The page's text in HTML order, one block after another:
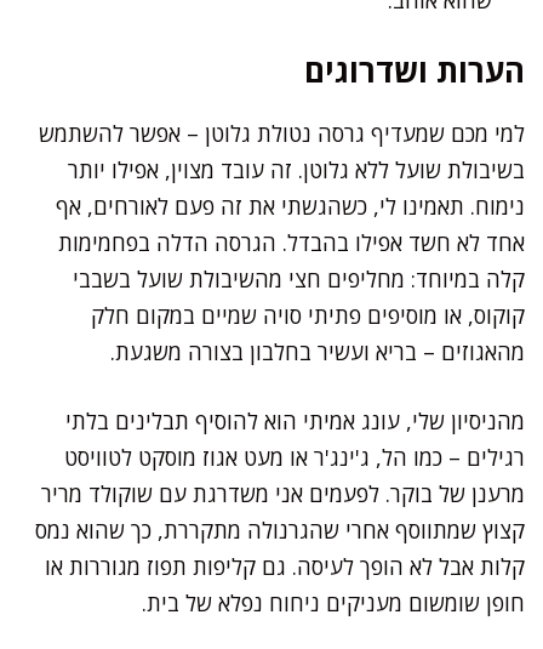
הערות ושדרוגים
למי מכם שמעדיף גרסה נטולת גלוטן – אפשר להשתמש
בשיבולת שועל ללא גלוטן. זה עובד מצוין, אפילו יותר
נימוח. תאמינו לי, כשהגשתי את זה פעם לאורחים, אף
אחד לא חשד אפילו בהבדל. הגרסה הדלה בפחמימות
קלה במיוחד: מחליפים חצי מהשיבולת שועל בשבבי
קוקוס, או מוסיפים פתיתי סויה שמיים במקום חלק
מהאגוזים – בריא ועשיר בחלבון בצורה משגעת.
מהניסיון שלי, עונג אמיתי הוא להוסיף תבלינים בלתי
רגילים – כמו הל, ג'ינג'ר או מעט אגוז מוסקט לטוויסט
מרענן של בוקר. לפעמים אני משדרגת עם שוקולד מריר
קצוץ שמתווסף אחרי שהגרנולה מתקררת, כך שהוא נמס
קלות אבל לא הופך לעיסה. גם קליפות תפוז מגוררות או
חופן שומשום מעניקים ניחוח נפלא של בית.